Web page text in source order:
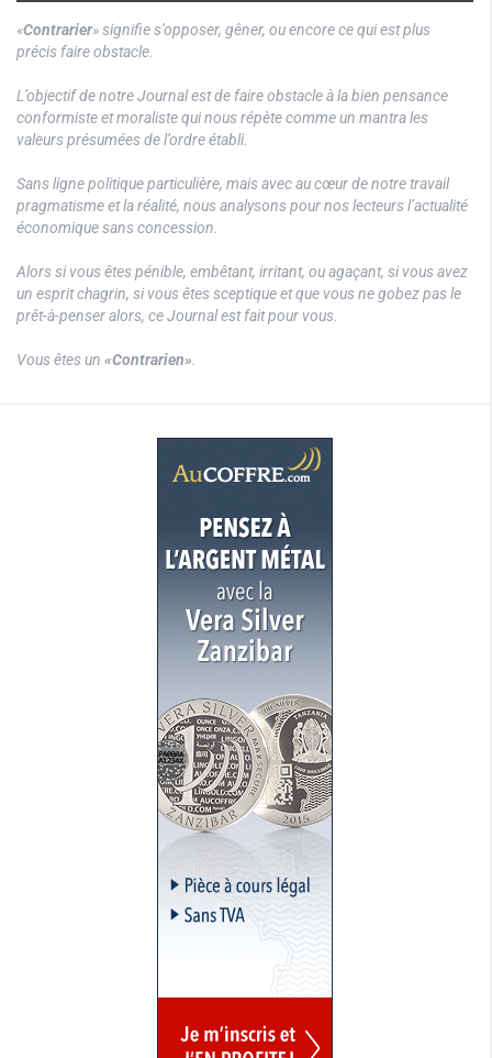
«Contrarier» signifie s’opposer, gêner, ou encore ce qui est plus
précis faire obstacle.
L’objectif de notre Journal est de faire obstacle à la bien pensance
conformiste et moraliste qui nous répète comme un mantra les
valeurs présumées de l’ordre établi.
Sans ligne politique particulière, mais avec au cœur de notre travail
pragmatisme et la réalité, nous analysons pour nos lecteurs l’actualité
économique sans concession.
Alors si vous êtes pénible, embêtant, irritant, ou agaçant, si vous avez
un esprit chagrin, si vous êtes sceptique et que vous ne gobez pas le
prêt-à-penser alors, ce Journal est fait pour vous.
Vous êtes un «Contrarien».